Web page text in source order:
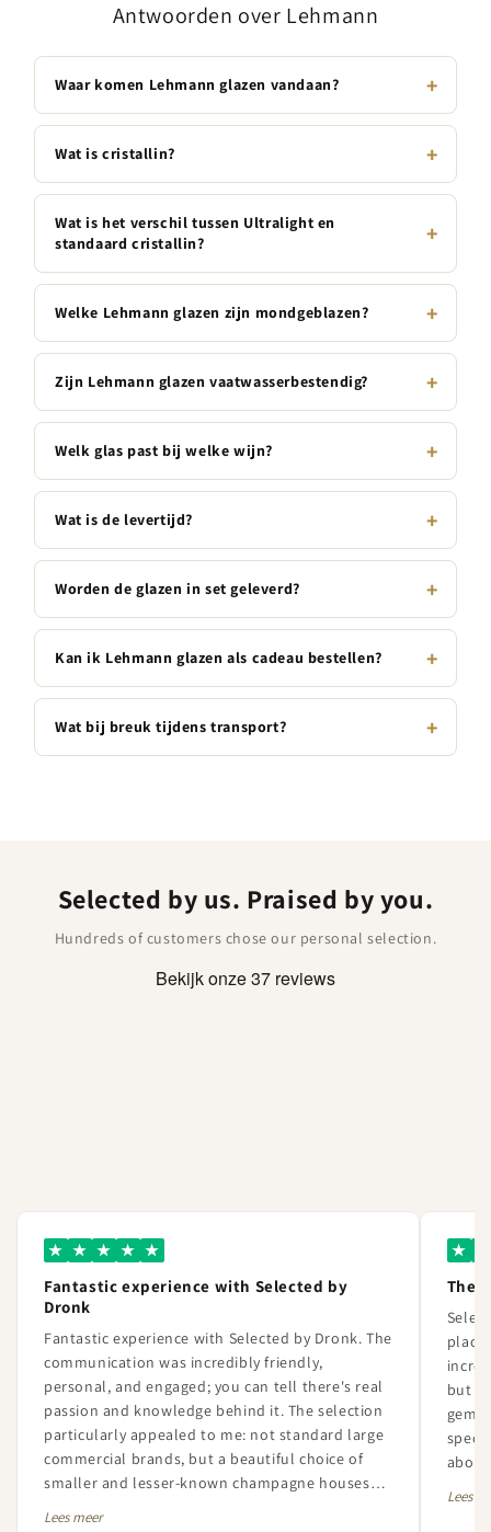
Antwoorden over Lehmann
Waar komen Lehmann glazen vandaan?
Wat is cristallin?
Wat is het verschil tussen Ultralight en
standaard cristallin?
Welke Lehmann glazen zijn mondgeblazen?
Zijn Lehmann glazen vaatwasserbestendig?
Welk glas past bij welke wijn?
Wat is de levertijd?
Worden de glazen in set geleverd?
Kan ik Lehmann glazen als cadeau bestellen?
Wat bij breuk tijdens transport?
Selected by us. Praised by you.
Hundreds of customers chose our personal selection.
★ ★ ★ ★ ★
Fantastic experience with Selected by
Dronk
Fantastic experience with Selected by Dronk. The
communication was incredibly friendly,
personal, and engaged; you can tell there's real
passion and knowledge behind it. The selection
particularly appealed to me: not standard large
commercial brands, but a beautiful choice of
smaller and lesser-known champagne houses
Lees meer
★
The
place
but
gem.
Lees